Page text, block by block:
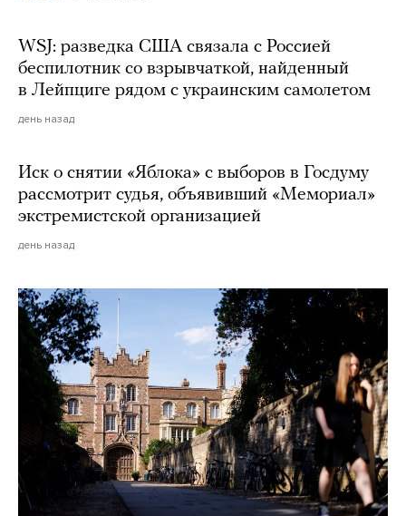
WSJ: разведка США связала с Россией
беспилотник со взрывчаткой, найденный
в Лейпциге рядом с украинским самолетом
день назад
Иск о снятии «Яблока» с выборов в Госдуму
рассмотрит судья, объявивший «Мемориал»
экстремистской организацией
день назад